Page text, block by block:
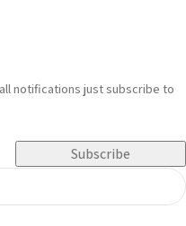
notifications just subscribe to
Subscribe